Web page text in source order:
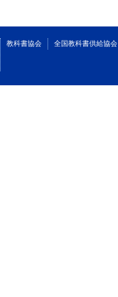
教科書協会 全国教科書供給協会